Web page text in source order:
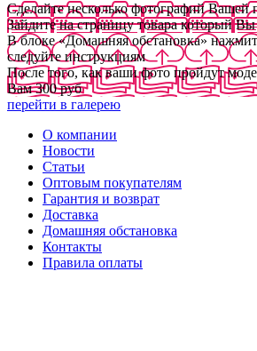
Сделайте несколько фотографий Вашей
Зайдите на страницу товара который
В блоке «Домашняя обстановка»
следуйте инструкциям
После того, как ваши фото пройдут
Вам 300 руб
перейти в галерею
О компании
Новости
Статьи
Оптовым покупателям
Гарантия и возврат
Доставка
Домашняя обстановка
Контакты
Правила оплаты